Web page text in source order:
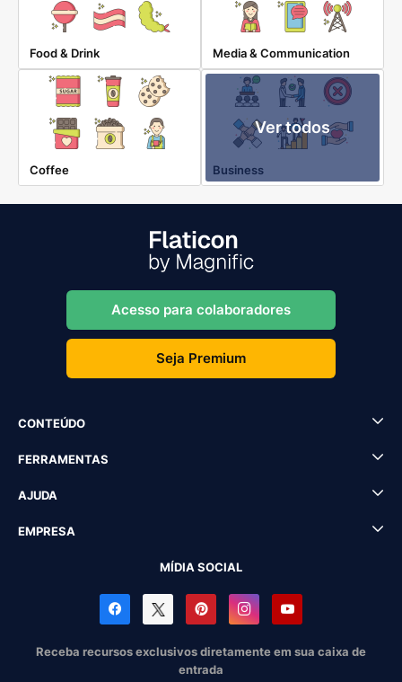
Food & Drink Media & Communication
Coffee
Ver todos
Business
Acesso para colaboradores
Seja Premium
CONTEÚDO
FERRAMENTAS
AJUDA
EMPRESA
MÍDIA SOCIAL
Receba recursos exclusivos diretamente em sua caixa de
entrada